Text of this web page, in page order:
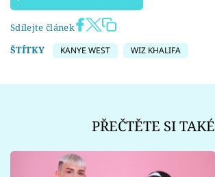
Sdílejte článek
ŠTÍTKY
KANYE WEST WIZ KHALIFA
PŘEČTĚTE SI TAKÉ